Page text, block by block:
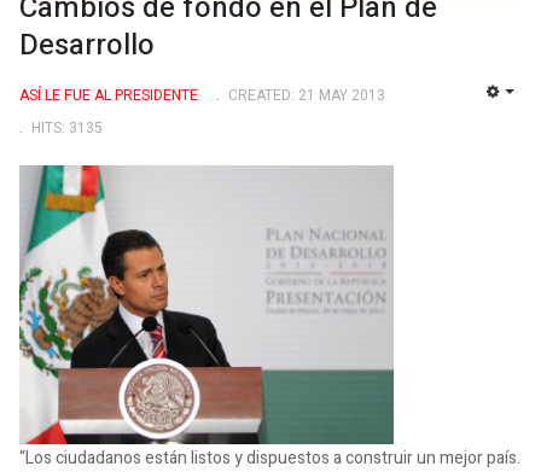
Desarrollo
ASÍ­ LE FUE AL PRESIDENTE
CREATED: 21 MAY 2013
HITS: 3135
“Los ciudadanos están listos y dispuestos a construir un mejor país.